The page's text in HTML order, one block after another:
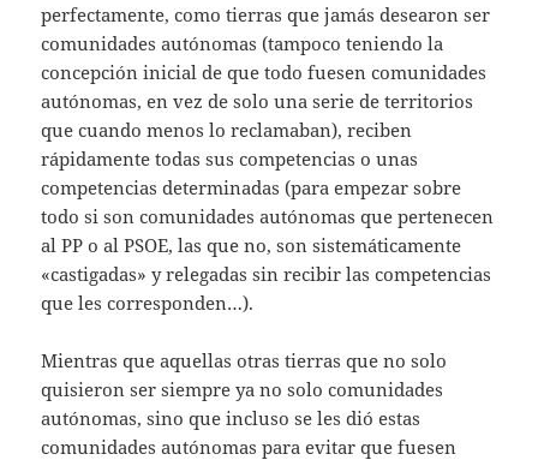
perfectamente, como tierras que jamás desearon ser
comunidades autónomas (tampoco teniendo la
concepción inicial de que todo fuesen comunidades
autónomas, en vez de solo una serie de territorios
que cuando menos lo reclamaban), reciben
rápidamente todas sus competencias o unas
competencias determinadas (para empezar sobre
todo si son comunidades autónomas que pertenecen
al PP o al PSOE, las que no, son sistemáticamente
«castigadas» y relegadas sin recibir las competencias
que les corresponden…).
Mientras que aquellas otras tierras que no solo
quisieron ser siempre ya no solo comunidades
autónomas, sino que incluso se les dió estas
comunidades autónomas para evitar que fuesen